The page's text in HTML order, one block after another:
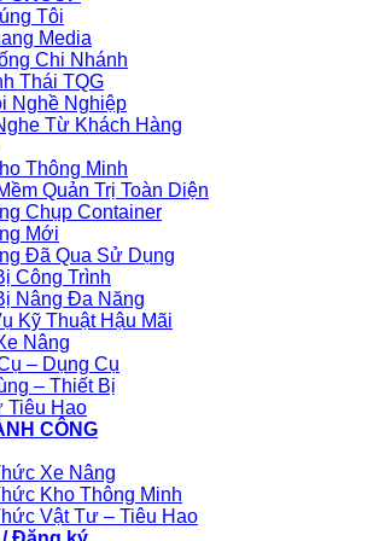
Tôi
Media
Chi Nhánh
Thái TQG
Nghề Nghiệp
Từ Khách Hàng
Thông Minh
Quản Trị Toàn Diện
Chụp Container
Mới
Đã Qua Sử Dụng
Công Trình
Nâng Đa Năng
Kỹ Thuật Hậu Mãi
Nâng
– Dụng Cụ
– Thiết Bị
Tiêu Hao
CÔNG
Xe Nâng
Kho Thông Minh
Vật Tư – Tiêu Hao